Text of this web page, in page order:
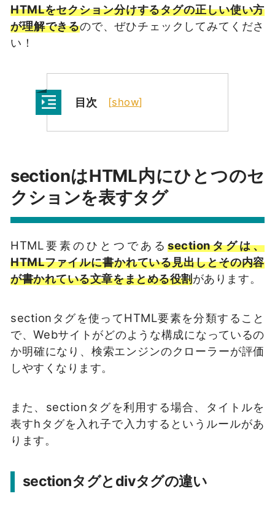
HTMLをセクション分けするタグの正しい使い方
が理解できるので、ぜひチェックしてみてくださ
い！
目次 [show]
sectionはHTML内にひとつのセ
クションを表すタグ
HTML要素のひとつである sectionタグは、
HTMLファイルに書かれている見出しとその内容
が書かれている文章をまとめる役割があります。
sectionタグを使ってHTML要素を分類すること
で、Webサイトがどのような構成になっているの
か明確になり、検索エンジンのクローラーが評価
しやすくなります。
また、sectionタグを利用する場合、タイトルを
表すhタグを入れ子で入力するというルールがあ
ります。
sectionタグとdivタグの違い